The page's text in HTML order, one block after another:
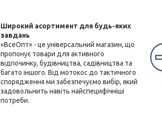
Широкий асортимент для будь-яких
завдань
«ВсеОпт» - це універсальний магазин, що
пропонує товари для активного
відпочинку, будівництва, садівництва та
багато іншого. Від мотокос до тактичного
спорядження ми забезпечуємо вибір, який
задовольнить навіть найспецифічніші
потреби.